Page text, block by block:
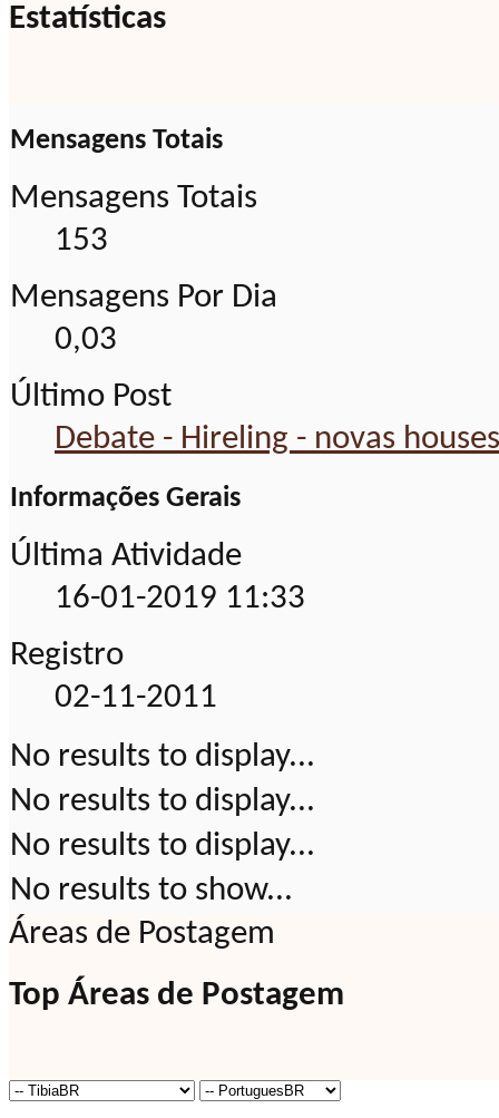
Estatísticas
Mensagens Totais
Mensagens Totais
153
Mensagens Por Dia
0,03
Último Post
Debate - Hireling - novas houses
Informações Gerais
Última Atividade
16-01-2019 11:33
Registro
02-11-2011
No results to display...
No results to display...
No results to display...
No results to show...
Áreas de Postagem
Top Áreas de Postagem